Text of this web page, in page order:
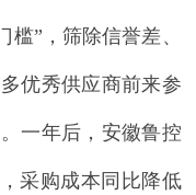
槛”，筛除信誉差、
优秀供应商前来参
一年后， 安徽鲁控
采购成本同比降低